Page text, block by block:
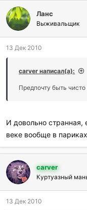
а
г
о
а
и
и
Ланс
Выживальщик
13 Дек 2010
carver написал(а):
Предпочту быть
И довольно странная,
веке вообще в
carver
Куртуазный
13 Дек 2010